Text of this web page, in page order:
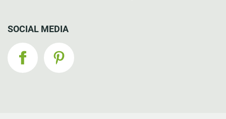
SOCIAL MEDIA